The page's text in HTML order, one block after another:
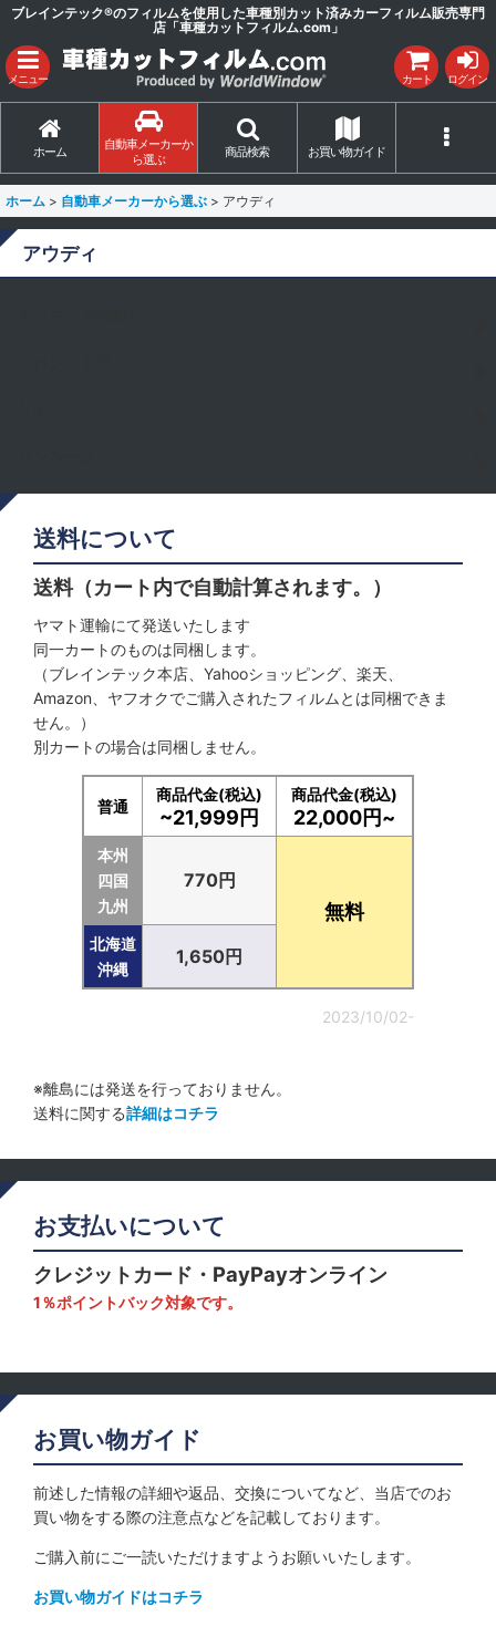
ブレインテック®のフィルムを使用した車種別カット済みカーフィルム販売専門
店「車種カットフィルム.com」
メニュー カート ログイン
ホーム
自動車メーカーか
ら選ぶ
商品検索 お買い物ガイド
ホーム > 自動車メーカーから選ぶ > アウディ
アウディ
送料について
送料（カート内で自動計算されます。）
ヤマト運輸にて発送いたします
同一カートのものは同梱します。
（ブレインテック本店、Yahooショッピング、楽天、
Amazon、ヤフオクでご購入されたフィルムとは同梱できま
せん。）
別カートの場合は同梱しません。
普通
商品代金(税込)
~21,999円
商品代金(税込)
22,000円~
本州
四国
九州
770円
無料
北海道
沖縄
1,650円
2023/10/02-
※離島には発送を行っておりません。
送料に関する詳細はコチラ
お支払いについて
クレジットカード・PayPayオンライン
1％ポイントバック対象です。
お買い物ガイド
前述した情報の詳細や返品、交換についてなど、当店でのお
買い物をする際の注意点などを記載しております。
ご購入前にご一読いただけますようお願いいたします。
お買い物ガイドはコチラ